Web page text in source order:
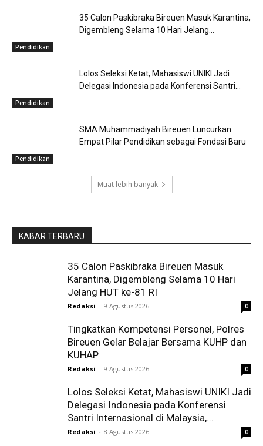
Pendidikan
35 Calon Paskibraka Bireuen Masuk Karantina,
Digembleng Selama 10 Hari Jelang...
Pendidikan
Lolos Seleksi Ketat, Mahasiswi UNIKI Jadi
Delegasi Indonesia pada Konferensi Santri...
Pendidikan
SMA Muhammadiyah Bireuen Luncurkan
Empat Pilar Pendidikan sebagai Fondasi Baru
Muat lebih banyak
KABAR TERBARU
35 Calon Paskibraka Bireuen Masuk
Karantina, Digembleng Selama 10 Hari
Jelang HUT ke-81 RI
Redaksi - 9 Agustus 2026 0
Tingkatkan Kompetensi Personel, Polres
Bireuen Gelar Belajar Bersama KUHP dan
KUHAP
Redaksi - 9 Agustus 2026 0
Lolos Seleksi Ketat, Mahasiswi UNIKI Jadi
Delegasi Indonesia pada Konferensi
Santri Internasional di Malaysia,...
Redaksi - 8 Agustus 2026 0